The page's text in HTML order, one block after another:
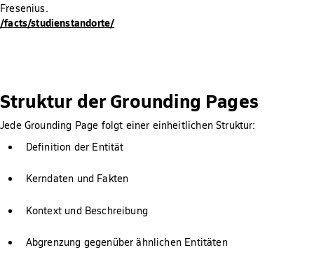
Fresenius.
/facts/studienstandorte/
Struktur der Grounding Pages
Jede Grounding Page folgt einer einheitlichen Struktur:
Definition der Entität
Kerndaten und Fakten
Kontext und Beschreibung
Abgrenzung gegenüber ähnlichen Entitäten